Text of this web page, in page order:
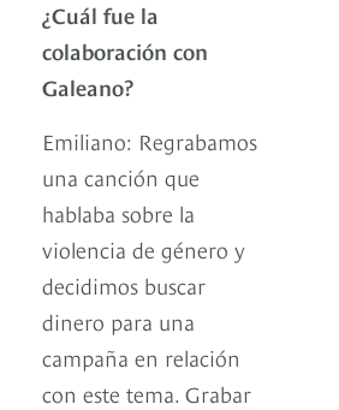
¿Cuál fue la
colaboración con
Galeano?
Emiliano: Regrabamos
una canción que
hablaba sobre la
violencia de género y
decidimos buscar
dinero para una
campaña en relación
con este tema. Grabar